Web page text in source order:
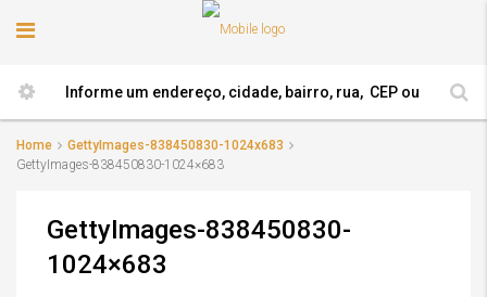
Home
GettyImages-838450830-1024x683
GettyImages-838450830-1024×683
GettyImages-838450830-
1024×683